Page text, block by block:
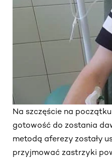
Na szczęście na
gotowość do zostania
metodą aferezy zostały
przyjmować zastrzyki